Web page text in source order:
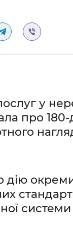
у
про
дію